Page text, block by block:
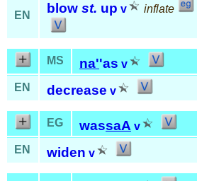
EN blow st. up v inflate
MS na''as v
EN decrease v
EG wassaA v
EN widen v